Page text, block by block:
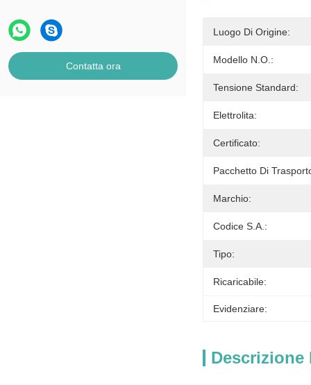
Contatta ora
Luogo Di Origine:
Modello N.O.:
Tensione Standard:
Elettrolita:
Certificato:
Pacchetto Di
Marchio:
Codice S.A.:
Tipo:
Ricaricabile:
Evidenziare:
Descrizione